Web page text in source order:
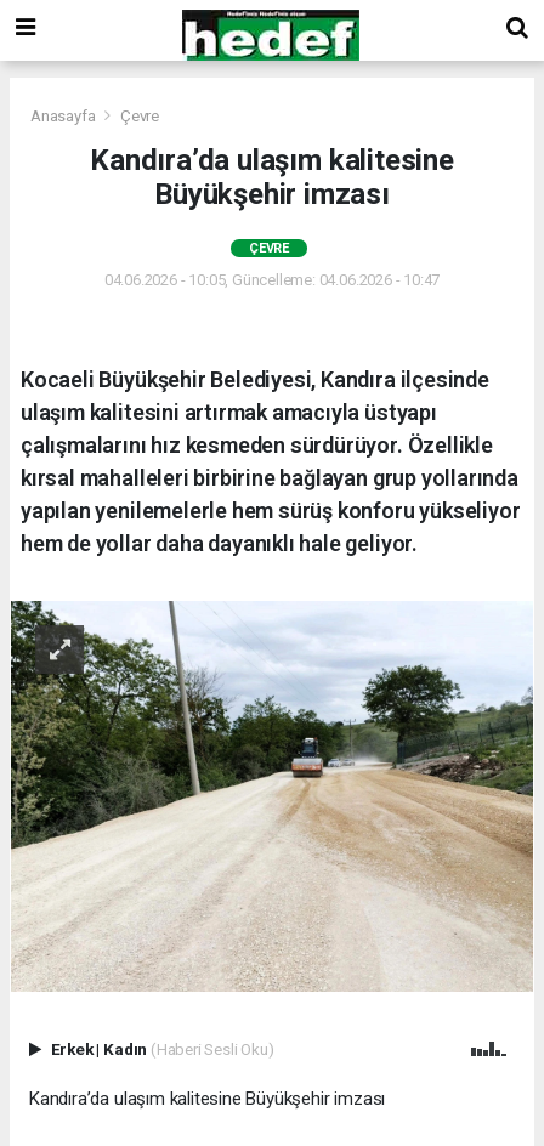
Anasayfa Çevre
Kandıra’da ulaşım kalitesine
Büyükşehir imzası
ÇEVRE
04.06.2026 - 10:05, Güncelleme: 04.06.2026 - 10:47
Kocaeli Büyükşehir Belediyesi, Kandıra ilçesinde
ulaşım kalitesini artırmak amacıyla üstyapı
çalışmalarını hız kesmeden sürdürüyor. Özellikle
kırsal mahalleleri birbirine bağlayan grup yollarında
yapılan yenilemelerle hem sürüş konforu yükseliyor
hem de yollar daha dayanıklı hale geliyor.
Erkek| Kadın (Haberi Sesli Oku)
Kandıra’da ulaşım kalitesine Büyükşehir imzası